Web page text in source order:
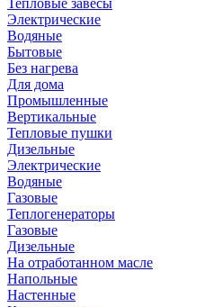
Тепловые завесы
Электрические
Водяные
Бытовые
Без нагрева
Для дома
Промышленные
Вертикальные
Тепловые пушки
Дизельные
Электрические
Водяные
Газовые
Теплогенераторы
Газовые
Дизельные
На отработанном масле
Напольные
Настенные